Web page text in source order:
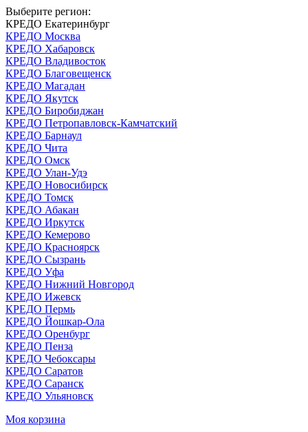
Выберите регион:
КРЕДО Екатеринбург
КРЕДО Москва
КРЕДО Хабаровск
КРЕДО Владивосток
КРЕДО Благовещенск
КРЕДО Магадан
КРЕДО Якутск
КРЕДО Биробиджан
КРЕДО Петропавловск-Камчатский
КРЕДО Барнаул
КРЕДО Чита
КРЕДО Омск
КРЕДО Улан-Удэ
КРЕДО Новосибирск
КРЕДО Томск
КРЕДО Абакан
КРЕДО Иркутск
КРЕДО Кемерово
КРЕДО Красноярск
КРЕДО Сызрань
КРЕДО Уфа
КРЕДО Нижний Новгород
КРЕДО Ижевск
КРЕДО Пермь
КРЕДО Йошкар-Ола
КРЕДО Оренбург
КРЕДО Пенза
КРЕДО Чебоксары
КРЕДО Саратов
КРЕДО Саранск
КРЕДО Ульяновск
Моя корзина